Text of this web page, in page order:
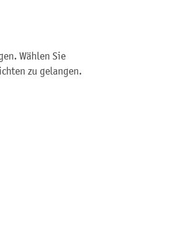
Wählen Sie
zu gelangen.